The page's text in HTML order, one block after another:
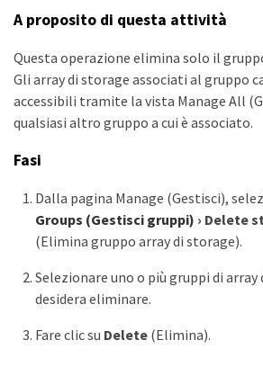
A proposito di questa attività
Questa operazione elimina solo il
Gli array di storage associati al gruppo
accessibili tramite la vista Manage All
qualsiasi altro gruppo a cui è associato.
Fasi
Dalla pagina Manage (Gestisci),
Groups (Gestisci gruppi) › Delete
(Elimina gruppo array di storage).
Selezionare uno o più gruppi di array
desidera eliminare.
Fare clic su Delete(Elimina).